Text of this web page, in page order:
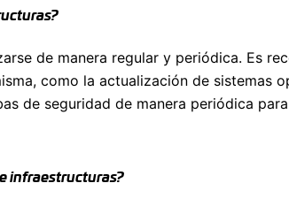
de manera regular y periódica. Es
como la actualización de sistemas
de seguridad de manera periódica
infraestructuras?